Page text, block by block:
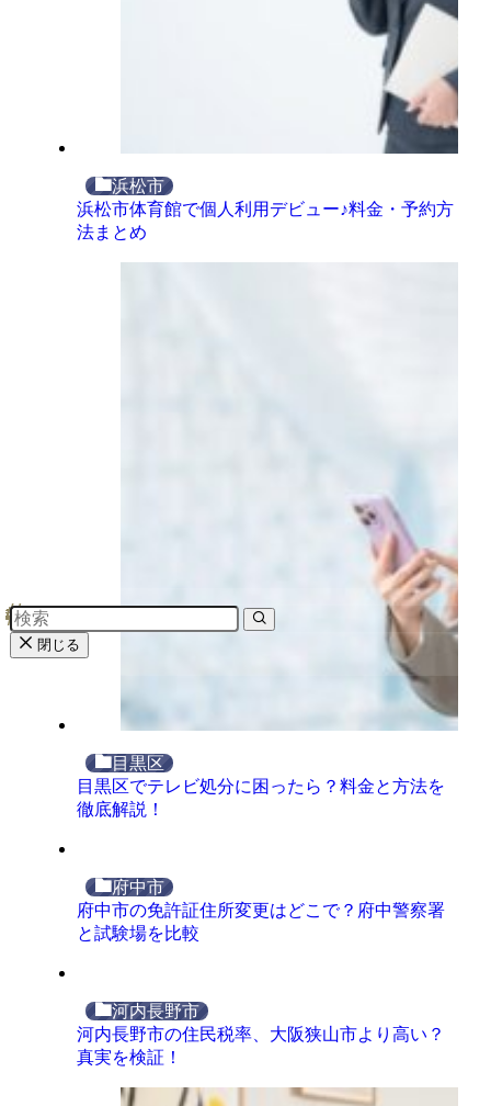
浜松市
浜松市体育館で個人利用デビュー♪料金・予約方
法まとめ
目黒区
目黒区でテレビ処分に困ったら？料金と方法を
徹底解説！
府中市
府中市の免許証住所変更はどこで？府中警察署
と試験場を比較
河内長野市
河内長野市の住民税率、大阪狭山市より高い？
真実を検証！
閉じる